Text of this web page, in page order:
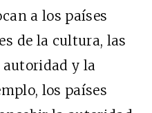
a los países
de la cultura, las
autoridad y la
los países